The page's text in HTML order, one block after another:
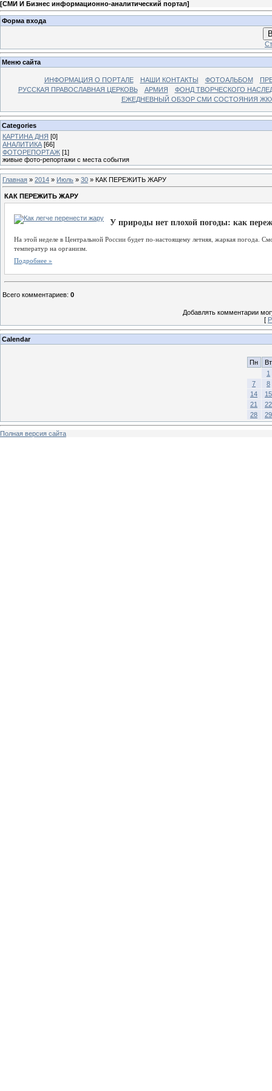
[СМИ И Бизнес информационно-аналитический портал]
Форма входа
Меню сайта
ИНФОРМАЦИЯ О ПОРТАЛЕ НАШИ КОНТАКТЫ ФОТОАЛЬБОМ
РУССКАЯ ПРАВОСЛАВНАЯ ЦЕРКОВЬ
АРМИЯ
ФОНД ТВОРЧЕСКОГО
ЕЖЕДНЕВНЫЙ ОБЗОР СМИ СОСТОЯНИЯ
Categories
КАРТИНА ДНЯ [0]
АНАЛИТИКА [66]
ФОТОРЕПОРТАЖ [1]
живые фото-репортажи с места события
Главная » 2014 » Июль » 30 » КАК ПЕРЕЖИТЬ ЖАРУ
КАК ПЕРЕЖИТЬ ЖАРУ
У природы нет плохой погоды: как
На этой неделе в Центральной России будет по-настоящему летняя, жаркая погода.
температур на организм.
Подробнее »
Всего комментариев: 0
Добавлять комментарии
[
Calendar
Пн
Вт
1
7
8
14
15
21
22
28
29
Полная версия сайта